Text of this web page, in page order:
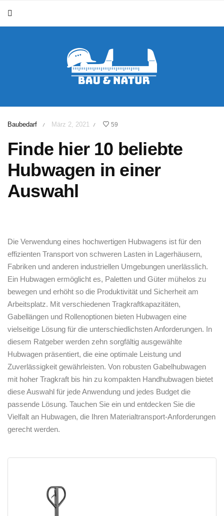
Baubedarf / März 2, 2021 / 59
Finde hier 10 beliebte
Hubwagen in einer
Auswahl
Die Verwendung eines hochwertigen Hubwagens ist für den
effizienten Transport von schweren Lasten in Lagerhäusern,
Fabriken und anderen industriellen Umgebungen unerlässlich.
Ein Hubwagen ermöglicht es, Paletten und Güter mühelos zu
bewegen und erhöht so die Produktivität und Sicherheit am
Arbeitsplatz. Mit verschiedenen Tragkraftkapazitäten,
Gabellängen und Rollenoptionen bieten Hubwagen eine
vielseitige Lösung für die unterschiedlichsten Anforderungen. In
diesem Ratgeber werden zehn sorgfältig ausgewählte
Hubwagen präsentiert, die eine optimale Leistung und
Zuverlässigkeit gewährleisten. Von robusten Gabelhubwagen
mit hoher Tragkraft bis hin zu kompakten Handhubwagen bietet
diese Auswahl für jede Anwendung und jedes Budget die
passende Lösung. Tauchen Sie ein und entdecken Sie die
Vielfalt an Hubwagen, die Ihren Materialtransport-Anforderungen
gerecht werden.